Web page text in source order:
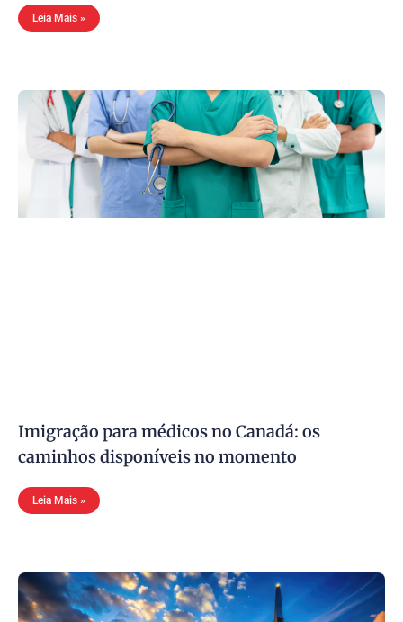
Leia Mais »
Imigração para médicos no Canadá: os
caminhos disponíveis no momento
Leia Mais »